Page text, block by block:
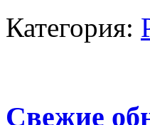
Категория:
Свежие